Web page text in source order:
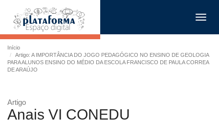
Início
Artigo: A IMPORTÂNCIA DO JOGO PEDAGÓGICO NO ENSINO DE GEOLOGIA
PARA ALUNOS ENSINO DO MÉDIO DA ESCOLA FRANCISCO DE PAULA CORREA
DE ARAÚJO
Artigo
Anais VI CONEDU